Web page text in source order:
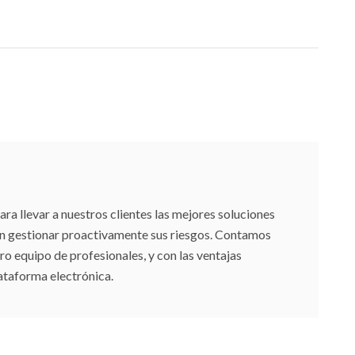
llevar a nuestros clientes las mejores soluciones
gestionar proactivamente sus riesgos. Contamos
equipo de profesionales, y con las ventajas
electrónica.